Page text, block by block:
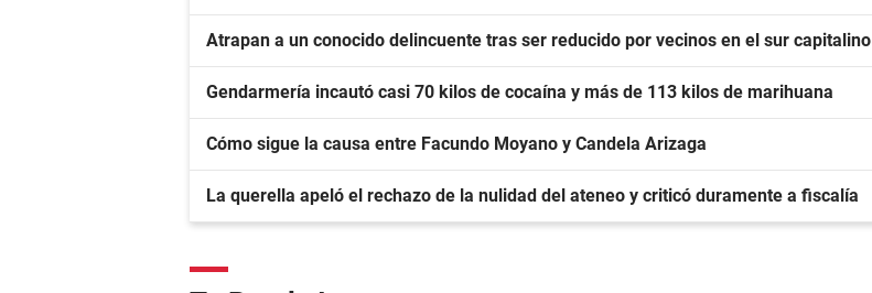
Atrapan a un conocido delincuente tras ser reducido por vecinos en el sur capitalino
Gendarmería incautó casi 70 kilos de cocaína y más de 113 kilos de marihuana
Cómo sigue la causa entre Facundo Moyano y Candela Arizaga
La querella apeló el rechazo de la nulidad del ateneo y criticó duramente a fiscalía